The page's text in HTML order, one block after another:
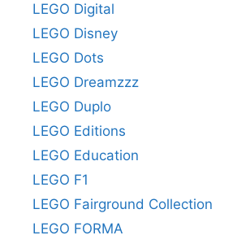
LEGO Digital
LEGO Disney
LEGO Dots
LEGO Dreamzzz
LEGO Duplo
LEGO Editions
LEGO Education
LEGO F1
LEGO Fairground Collection
LEGO FORMA